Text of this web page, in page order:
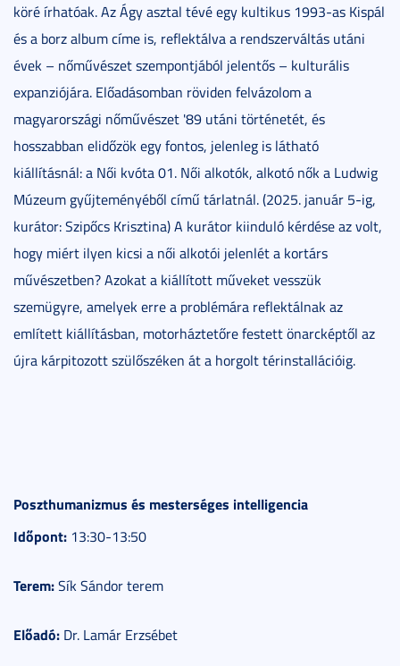
köré írhatóak. Az Ágy asztal tévé egy kultikus 1993-as Kispál
és a borz album címe is, reflektálva a rendszerváltás utáni
évek – nőművészet szempontjából jelentős – kulturális
expanziójára. Előadásomban röviden felvázolom a
magyarországi nőművészet '89 utáni történetét, és
hosszabban elidőzök egy fontos, jelenleg is látható
kiállításnál: a Női kvóta 01. Női alkotók, alkotó nők a Ludwig
Múzeum gyűjteményéből című tárlatnál. (2025. január 5-ig,
kurátor: Szipőcs Krisztina) A kurátor kiinduló kérdése az volt,
hogy miért ilyen kicsi a női alkotói jelenlét a kortárs
művészetben? Azokat a kiállított műveket vesszük
szemügyre, amelyek erre a problémára reflektálnak az
említett kiállításban, motorháztetőre festett önarcképtől az
újra kárpitozott szülőszéken át a horgolt térinstallációig.
Poszthumanizmus és mesterséges intelligencia
Időpont: 13:30-13:50
Terem:Sík Sándor terem
Előadó: Dr. Lamár Erzsébet